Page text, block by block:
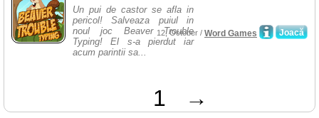
Un pui de castor se afla in
pericol! Salveaza puiul in
noul joc Beaver Trouble
Typing! El s-a pierdut iar
acum parintii sa...
Joacă
12, October / Word Games
1 →